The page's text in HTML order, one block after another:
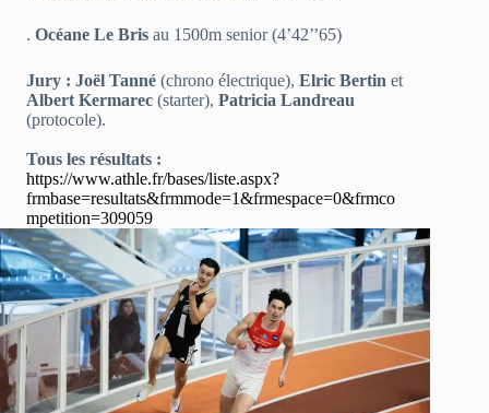
. Océane Le Bris au 1500m senior (4’42’’65)
Jury : Joël Tanné (chrono électrique), Elric Bertin et
Albert Kermarec (starter), Patricia Landreau
(protocole).
Tous les résultats :
https://www.athle.fr/bases/liste.aspx?
frmbase=resultats&frmmode=1&frmespace=0&frmco
mpetition=309059